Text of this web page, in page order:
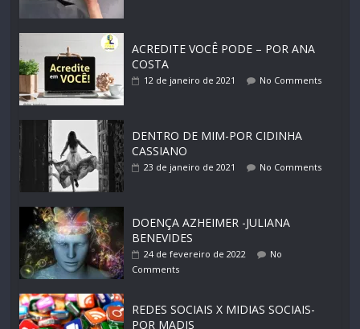
ACREDITE VOCÊ PODE – POR ANA
COSTA
12 de janeiro de 2021 No Comments
DENTRO DE MIM-POR CIDINHA
CASSIANO
23 de janeiro de 2021 No Comments
DOENÇA AZHEIMER -JULIANA
BENEVIDES
24 de fevereiro de 2022
No
Comments
REDES SOCIAIS X MIDIAS SOCIAIS-
POR MADIS